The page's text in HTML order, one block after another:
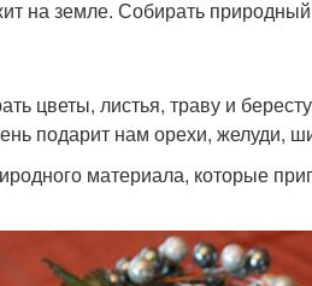
на земле. Собирать
цветы, листья, траву и
подарит нам орехи, желуди,
материала, которые